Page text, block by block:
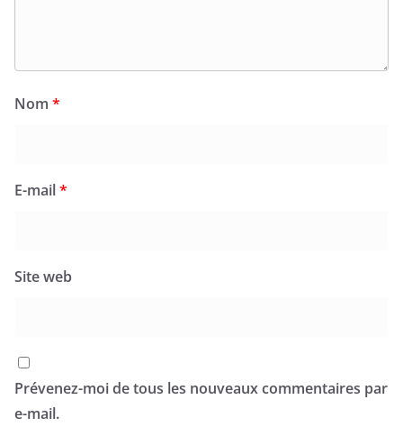
Nom *
E-mail*
Site web
Prévenez-moi de tous les nouveaux commentaires par
e-mail.